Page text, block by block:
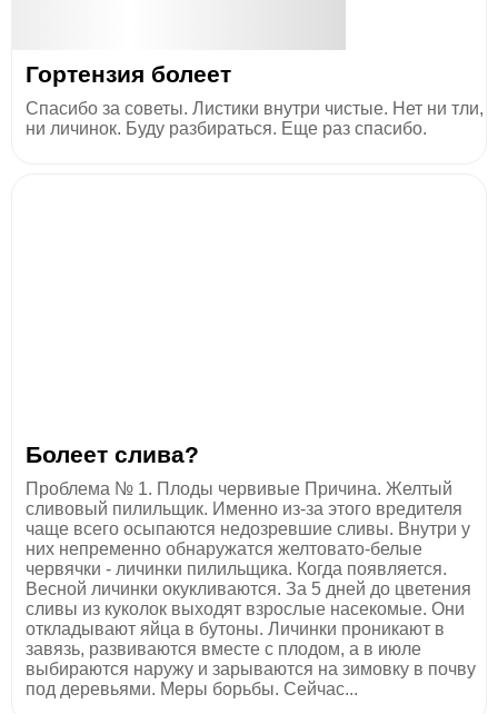
Гортензия болеет
Спасибо за советы. Листики внутри чистые. Нет ни тли,
ни личинок. Буду разбираться. Еще раз спасибо.
Болеет слива?
Проблема № 1. Плоды червивые Причина. Желтый
сливовый пилильщик. Именно из-за этого вредителя
чаще всего осыпаются недозревшие сливы. Внутри у
них непременно обнаружатся желтовато-белые
червячки - личинки пилильщика. Когда появляется.
Весной личинки окукливаются. За 5 дней до цветения
сливы из куколок выходят взрослые насекомые. Они
откладывают яйца в бутоны. Личинки проникают в
завязь, развиваются вместе с плодом, а в июле
выбираются наружу и зарываются на зимовку в почву
под деревьями. Меры борьбы. Сейчас...